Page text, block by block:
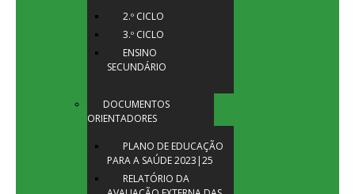
2.º CICLO
3.º CICLO
ENSINO
SECUNDÁRIO
DOCUMENTOS
ORIENTADORES
PLANO DE EDUCAÇÃO
PARA A SAÚDE 2023|25
RELATÓRIO DA